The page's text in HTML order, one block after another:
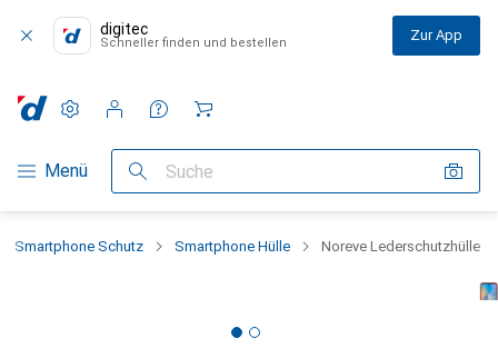
digitec
Schneller finden und bestellen Zur App
Navigation nach Kategorien
Menü Suche
Einstellungen
Kundenkonto
Vergleichslisten
Merklisten
Warenkorb
Smartphone Schutz Smartphone Hülle Noreve Lederschutzhülle